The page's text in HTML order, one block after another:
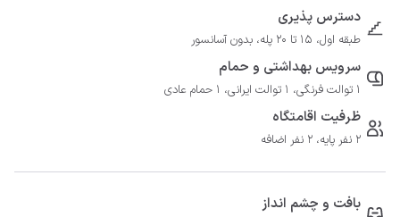
دسترس پذیری
طبقه اول، 15 تا 20 پله، بدون آسانسور
سرویس بهداشتی و حمام
1 توالت فرنگی، 1 توالت ایرانی، 1 حمام عادی
ظرفیت اقامتگاه
2 نفر پایه، 2 نفر اضافه
بافت و چشم انداز